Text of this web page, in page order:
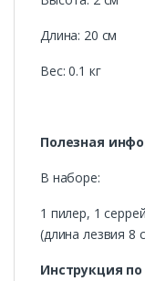
Длина: 20 см
Вес: 0.1 кг
Полезная
В наборе:
1 пилер, 1
(длина лезвия 8
Инструкция по